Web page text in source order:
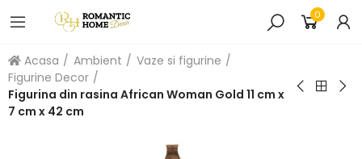
0
Acasa Ambient
Vaze si figurine
Figurine Decor
Figurina din rasina African Woman Gold 11 cm x
7 cm x 42 cm